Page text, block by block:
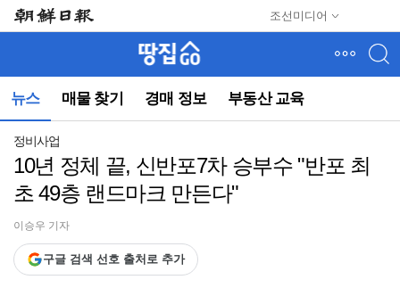
조선미디어
뉴스 매물 찾기 경매 정보 부동산 교육
뉴
(컨
정비사업
10년 정체 끝, 신반포7차 승부수 "반포 최
초 49층 랜드마크 만든다"
이승우 기자
구글 검색 선호 출처로 추가